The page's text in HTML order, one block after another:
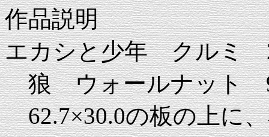
作品説明
エカシと少年 クルミ
狼 ウォールナット
62.7×30.0の板の上に